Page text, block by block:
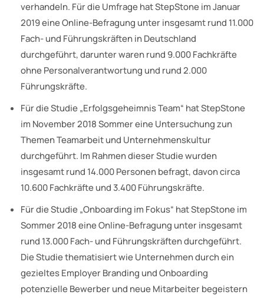
verhandeln. Für die Umfrage hat StepStone im Januar
2019 eine Online-Befragung unter insgesamt rund 11.000
Fach- und Führungskräften in Deutschland
durchgeführt, darunter waren rund 9.000 Fachkräfte
ohne Personalverantwortung und rund 2.000
Führungskräfte.
Für die Studie „Erfolgsgeheimnis Team“ hat StepStone
im November 2018 Sommer eine Untersuchung zun
Themen Teamarbeit und Unternehmenskultur
durchgeführt. Im Rahmen dieser Studie wurden
insgesamt rund 14.000 Personen befragt, davon circa
10.600 Fachkräfte und 3.400 Führungskräfte.
Für die Studie „Onboarding im Fokus“ hat StepStone im
Sommer 2018 eine Online-Befragung unter insgesamt
rund 13.000 Fach- und Führungskräften durchgeführt.
Die Studie thematisiert wie Unternehmen durch ein
gezieltes Employer Branding und Onboarding
potenzielle Bewerber und neue Mitarbeiter begeistern